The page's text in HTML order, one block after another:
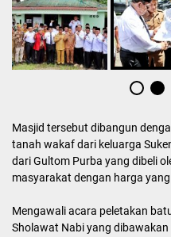
Masjid tersebut dibangun
tanah wakaf dari keluarga
dari Gultom Purba yang dibeli
masyarakat dengan harga
Mengawali acara peletakan
Sholawat Nabi yang dibawakan